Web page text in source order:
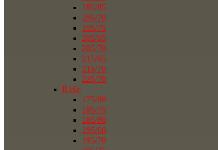
185/85
195/70
195/75
205/65
205/70
215/65
215/70
225/70
R16c
175/80
185/75
185/80
195/60
195/70